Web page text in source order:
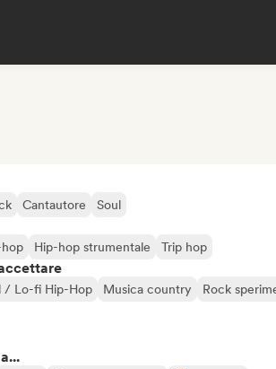
Cantautore Soul
Hip-hop strumentale Trip hop
/ Lo-fi Hip-Hop Musica country
Rock